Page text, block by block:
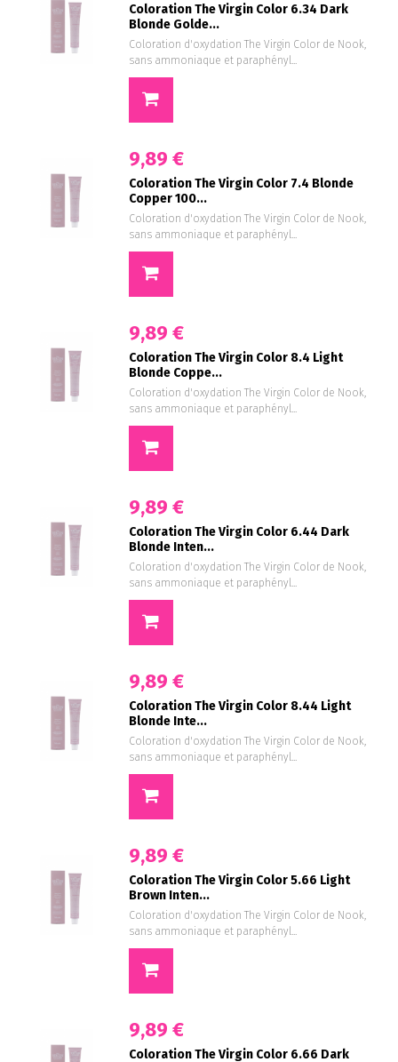
Coloration The Virgin Color 6.34 Dark
Blonde Golde...
Coloration d'oxydation The Virgin Color de Nook,
sans ammoniaque et paraphényl...
9,89 €
Coloration The Virgin Color 7.4 Blonde
Copper 100...
Coloration d'oxydation The Virgin Color de Nook,
sans ammoniaque et paraphényl...
9,89 €
Coloration The Virgin Color 8.4 Light
Blonde Coppe...
Coloration d'oxydation The Virgin Color de Nook,
sans ammoniaque et paraphényl...
9,89 €
Coloration The Virgin Color 6.44 Dark
Blonde Inten...
Coloration d'oxydation The Virgin Color de Nook,
sans ammoniaque et paraphényl...
9,89 €
Coloration The Virgin Color 8.44 Light
Blonde Inte...
Coloration d'oxydation The Virgin Color de Nook,
sans ammoniaque et paraphényl...
9,89 €
Coloration The Virgin Color 5.66 Light
Brown Inten...
Coloration d'oxydation The Virgin Color de Nook,
sans ammoniaque et paraphényl...
9,89 €
Coloration The Virgin Color 6.66 Dark